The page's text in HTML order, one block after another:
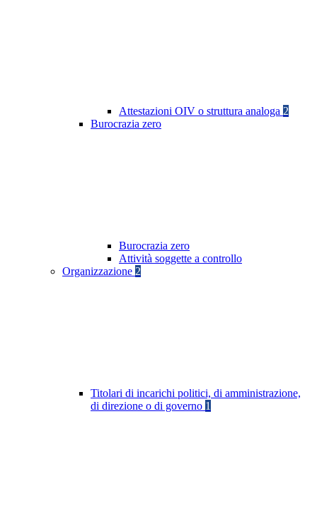
Attestazioni OIV o struttura analoga 2
Burocrazia zero
Burocrazia zero
Attività soggette a controllo
Organizzazione 2
Titolari di incarichi politici, di amministrazione,
di direzione o di governo 1